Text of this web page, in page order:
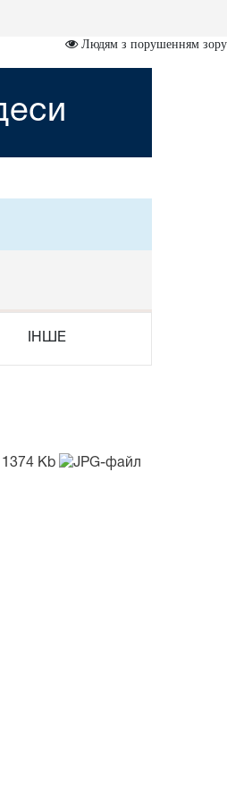
Людям з порушенням зору
ІНШЕ
1374 Kb